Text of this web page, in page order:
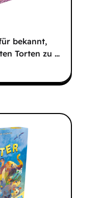
bekannt,
Torten zu …